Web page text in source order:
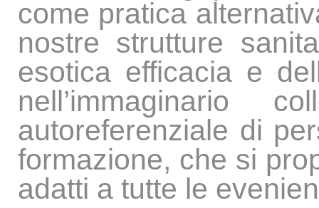
come pratica
nostre strutture
esotica efficacia e
nell’immaginario
autoreferenziale di
formazione, che si
adatti a tutte le